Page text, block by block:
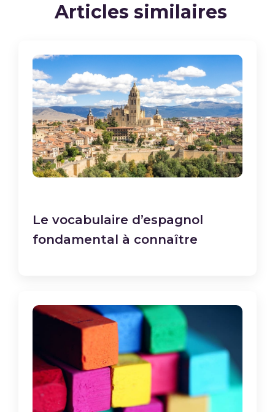
Articles similaires
Le vocabulaire d’espagnol
fondamental à connaître